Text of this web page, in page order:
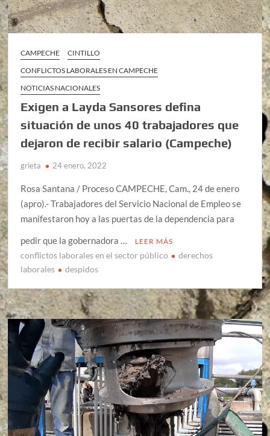
CAMPECHE
CINTILLO
CONFLICTOS LABORALES EN CAMPECHE
NOTICIAS NACIONALES
Exigen a Layda Sansores defina
situación de unos 40 trabajadores que
dejaron de recibir salario (Campeche)
grieta 24 enero, 2022
Rosa Santana / Proceso CAMPECHE, Cam., 24 de enero
(apro).- Trabajadores del Servicio Nacional de Empleo se
manifestaron hoy a las puertas de la dependencia para
pedir que la gobernadora …
LEER MÁS
conflictos laborales en el sector público
derechos
laborales
despidos